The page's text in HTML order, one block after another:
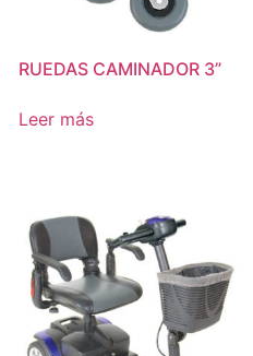
RUEDAS CAMINADOR 3”
Leer más